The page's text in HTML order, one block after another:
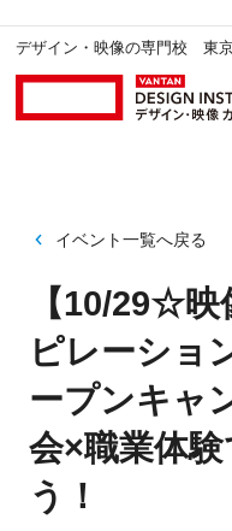
デザイン・映像の専門校 東
イベント一覧へ戻る
【10/29☆
ピレーショ
ープンキャ
会×職業体
う！